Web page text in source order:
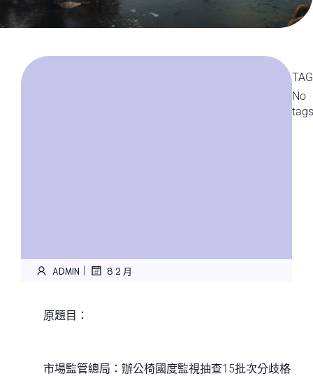
ADMIN | 8 2 月
原題目：
市場監管總局：辦公椅國度監視抽查15批次分歧格
No
tags